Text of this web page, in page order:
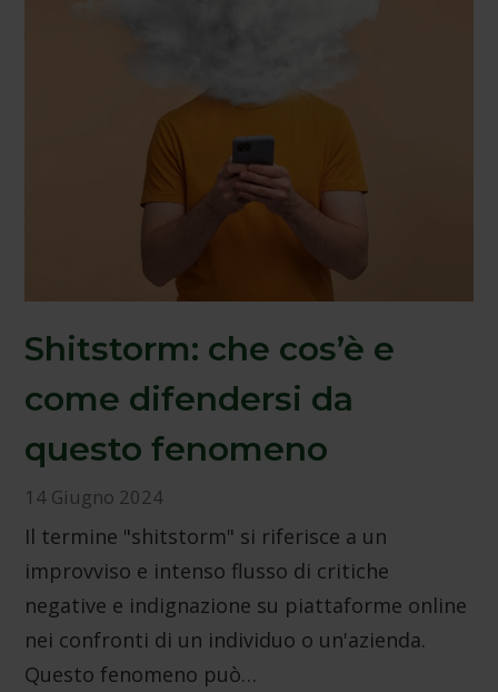
Shitstorm: che cos’è e
come difendersi da
questo fenomeno
14 Giugno 2024
Il termine "shitstorm" si riferisce a un
improvviso e intenso flusso di critiche
negative e indignazione su piattaforme online
nei confronti di un individuo o un'azienda.
Questo fenomeno può…